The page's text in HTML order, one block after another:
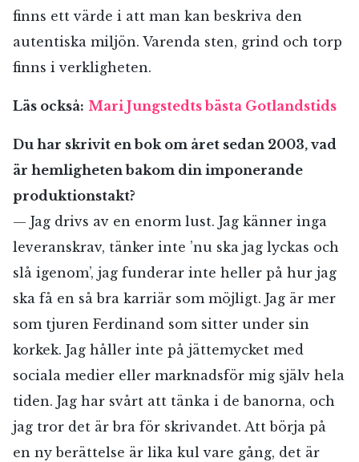
E-post*
ÅNGRA OCH STÄNG
finns ett värde i att man kan beskriva den
autentiska miljön. Varenda sten, grind och torp
finns i verkligheten.
Läs också: Mari Jungstedts bästa Gotlandstids
Du har skrivit en bok om året sedan 2003, vad
är hemligheten bakom din imponerande
produktionstakt?
— Jag drivs av en enorm lust. Jag känner inga
leveranskrav, tänker inte ’nu ska jag lyckas och
slå igenom’, jag funderar inte heller på hur jag
ska få en så bra karriär som möjligt. Jag är mer
som tjuren Ferdinand som sitter under sin
korkek. Jag håller inte på jättemycket med
sociala medier eller marknadsför mig själv hela
tiden. Jag har svårt att tänka i de banorna, och
jag tror det är bra för skrivandet. Att börja på
en ny berättelse är lika kul vare gång, det är